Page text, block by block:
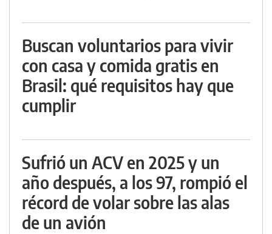
Buscan voluntarios para vivir
con casa y comida gratis en
Brasil: qué requisitos hay que
cumplir
Sufrió un ACV en 2025 y un
año después, a los 97, rompió el
récord de volar sobre las alas
de un avión